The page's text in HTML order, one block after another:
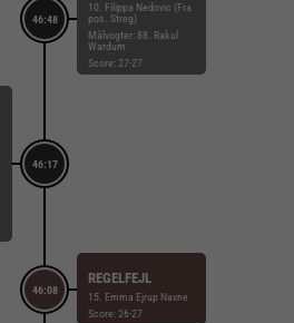
46:48
10. Filippa Nedovic (Fra
pos. Streg)
Målvogter: 88. Rakul
Wardum
Score: 27-27
46:17
46:08
REGELFEJL
15. Emma Ejrup Navne
Score: 26-27